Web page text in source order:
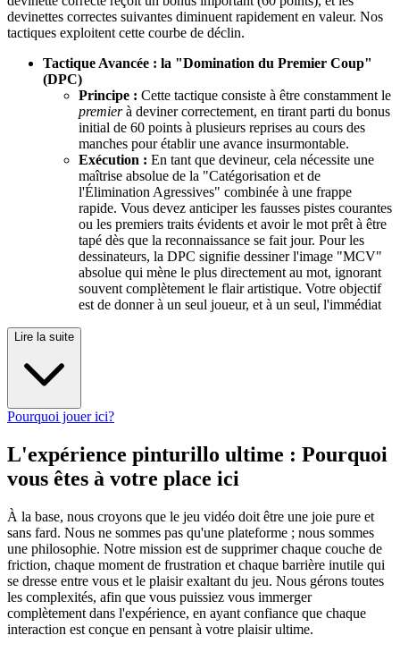
devinettes correctes suivantes diminuent rapidement en valeur. Nos
tactiques exploitent cette courbe de déclin.
Tactique Avancée : la "Domination du Premier Coup"
(DPC)
Principe : Cette tactique consiste à être constamment le
premierà deviner correctement, en tirant parti du bonus
initial de 60 points à plusieurs reprises au cours des
manches pour établir une avance insurmontable.
Exécution : En tant que devineur, cela nécessite une
maîtrise absolue de la "Catégorisation et de
l'Élimination Agressives" combinée à une frappe
rapide. Vous devez anticiper les fausses pistes courantes
ou les premiers traits évidents et avoir le mot prêt à être
tapé dès que la reconnaissance se fait jour. Pour les
dessinateurs, la DPC signifie dessiner l'image "MCV"
absolue qui mène le plus directement au mot, ignorant
souvent complètement le flair artistique. Votre objectif
est de donner à un seul joueur, et à un seul, l'immédiat
Lire la suite
Pourquoi jouer ici?
L'expérience pinturillo ultime : Pourquoi
vous êtes à votre place ici
À la base, nous croyons que le jeu vidéo doit être une joie pure et
sans fard. Nous ne sommes pas qu'une plateforme ; nous sommes
une philosophie. Notre mission est de supprimer chaque couche de
friction, chaque moment de frustration et chaque barrière inutile qui
se dresse entre vous et le plaisir exaltant du jeu. Nous gérons toutes
les complexités, afin que vous puissiez vous immerger
complètement dans l'expérience, en ayant confiance que chaque
interaction est conçue en pensant à votre plaisir ultime.